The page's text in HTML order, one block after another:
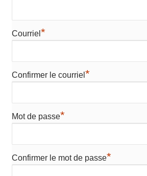
Courriel *
Confirmer le courriel *
Mot de passe*
Confirmer le mot de passe*